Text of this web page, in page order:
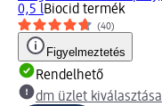
0,5 lBiocid termék
(40)
Figyelmeztetés
Rendelhető
dm üzlet kiválasztása